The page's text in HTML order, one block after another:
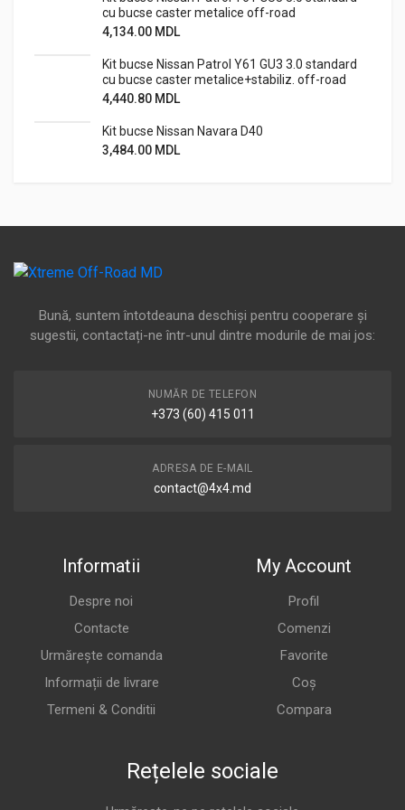
cu bucse caster metalice off-road
4,134.00 MDL
Kit bucse Nissan Patrol Y61 GU3 3.0 standard
cu bucse caster metalice+stabiliz. off-road
4,440.80 MDL
Kit bucse Nissan Navara D40
3,484.00 MDL
Bună, suntem întotdeauna deschiși pentru cooperare și
sugestii, contactați-ne într-unul dintre modurile de mai jos:
NUMĂR DE TELEFON
+373 (60) 415 011
ADRESA DE E-MAIL
contact@4x4.md
Informatii
Despre noi
Contacte
Urmărește comanda
Informații de livrare
Termeni & Conditii
My Account
Profil
Comenzi
Favorite
Coș
Compara
Rețelele sociale